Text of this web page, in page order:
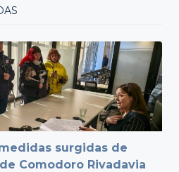
surgidas de
Comodoro Rivadavia